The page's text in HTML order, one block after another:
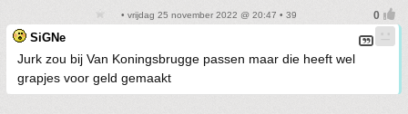
• vrijdag 25 november 2022 @ 20:47 • 39
SiGNe
Jurk zou bij Van Koningsbrugge passen maar die heeft wel
grapjes voor geld gemaakt